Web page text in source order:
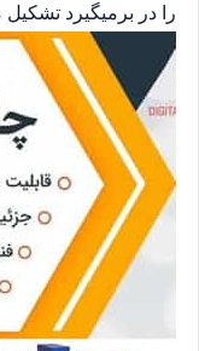
را در برمیگیرد